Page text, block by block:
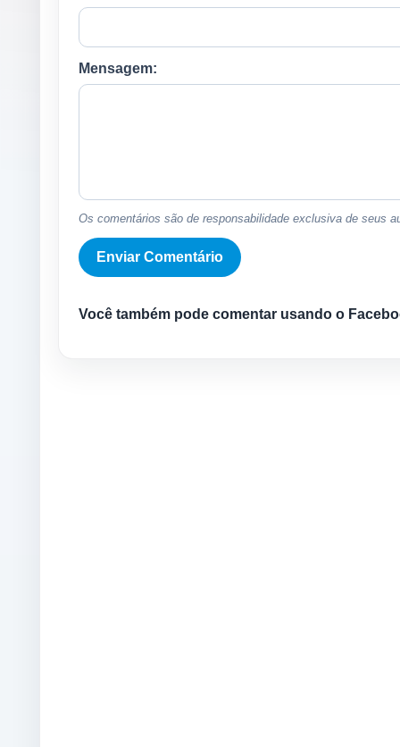
Mensagem:
Os comentários são de responsabilidade exclusiva de seus
Você também pode comentar usando o